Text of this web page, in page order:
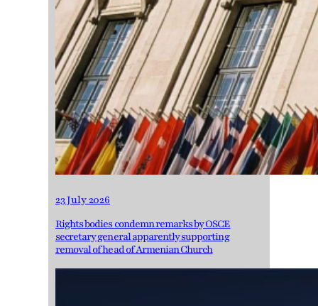
23 July 2026
Rights bodies condemn remarks by OSCE
secretary general apparently supporting
removal of head of Armenian Church